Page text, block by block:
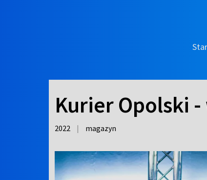
Kurier Opolski
2022 | magazyn